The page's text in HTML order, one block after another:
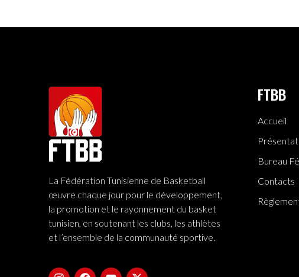
La Fédération Tunisienne de Basketball
œuvre chaque jour pour le développement,
la promotion et le rayonnement du basket
tunisien, en soutenant les clubs, les athlètes
et l’ensemble de la communauté sportive.
FTBB
Accueil
Bureau
Contacts